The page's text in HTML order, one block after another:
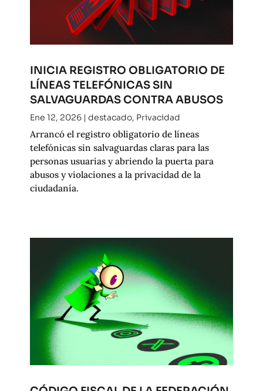
INICIA REGISTRO OBLIGATORIO DE
LÍNEAS TELEFÓNICAS SIN
SALVAGUARDAS CONTRA ABUSOS
Ene 12, 2026| destacado, Privacidad
Arrancó el registro obligatorio de líneas
telefónicas sin salvaguardas claras para las
personas usuarias y abriendo la puerta para
abusos y violaciones a la privacidad de la
ciudadanía.